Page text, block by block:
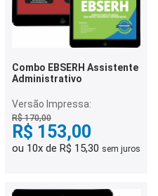
Combo EBSERH Assistente
Administrativo
Versão Impressa:
R$ 170,00
R$ 153,00
ou 10x de R$ 15,30 sem juros